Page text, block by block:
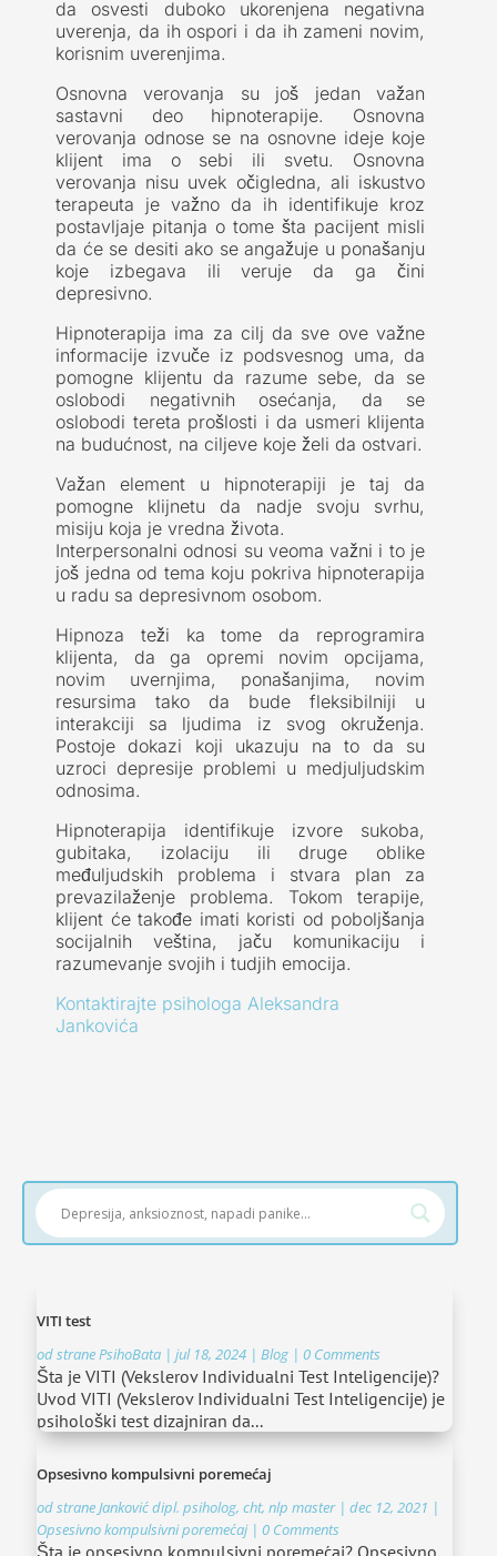
da osvesti duboko ukorenjena negativna
uverenja, da ih ospori i da ih zameni novim,
korisnim uverenjima.
Osnovna verovanja su još jedan važan
sastavni deo hipnoterapije. Osnovna
verovanja odnose se na osnovne ideje koje
klijent ima o sebi ili svetu. Osnovna
verovanja nisu uvek očigledna, ali iskustvo
terapeuta je važno da ih identifikuje kroz
postavljaje pitanja o tome šta pacijent misli
da će se desiti ako se angažuje u ponašanju
koje izbegava ili veruje da ga čini
depresivno.
Hipnoterapija ima za cilj da sve ove važne
informacije izvuče iz podsvesnog uma, da
pomogne klijentu da razume sebe, da se
oslobodi negativnih osećanja, da se
oslobodi tereta prošlosti i da usmeri klijenta
na budućnost, na ciljeve koje želi da ostvari.
Važan element u hipnoterapiji je taj da
pomogne klijnetu da nadje svoju svrhu,
misiju koja je vredna života.
Interpersonalni odnosi su veoma važni i to je
još jedna od tema koju pokriva hipnoterapija
u radu sa depresivnom osobom.
Hipnoza teži ka tome da reprogramira
klijenta, da ga opremi novim opcijama,
novim uvernjima, ponašanjima, novim
resursima tako da bude fleksibilniji u
interakciji sa ljudima iz svog okruženja.
Postoje dokazi koji ukazuju na to da su
uzroci depresije problemi u medjuljudskim
odnosima.
Hipnoterapija identifikuje izvore sukoba,
gubitaka, izolaciju ili druge oblike
međuljudskih problema i stvara plan za
prevazilaženje problema. Tokom terapije,
klijent će takođe imati koristi od poboljšanja
socijalnih veština, jaču komunikaciju i
razumevanje svojih i tudjih emocija.
Kontaktirajte psihologa Aleksandra
Jankovića
VITI test
od stranePsihoBata| jul 18, 2024| Blog| 0 Comments
Šta je VITI (Vekslerov Individualni Test Inteligencije)?
Uvod VITI (Vekslerov Individualni Test Inteligencije) je
psihološki test dizajniran da...
Opsesivno kompulsivni poremećaj
od straneJanković dipl. psiholog, cht, nlp master| dec 12, 2021 |
Opsesivno kompulsivni poremećaj| 0 Comments